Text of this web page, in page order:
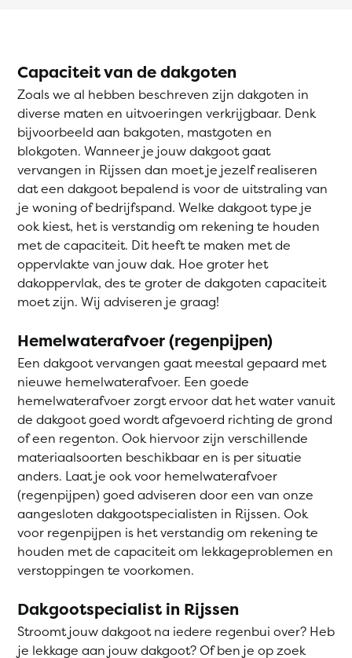
Capaciteit van de dakgoten
Zoals we al hebben beschreven zijn dakgoten in
diverse maten en uitvoeringen verkrijgbaar. Denk
bijvoorbeeld aan bakgoten, mastgoten en
blokgoten. Wanneer je jouw dakgoot gaat
vervangen in Rijssen dan moet je jezelf realiseren
dat een dakgoot bepalend is voor de uitstraling van
je woning of bedrijfspand. Welke dakgoot type je
ook kiest, het is verstandig om rekening te houden
met de capaciteit. Dit heeft te maken met de
oppervlakte van jouw dak. Hoe groter het
dakoppervlak, des te groter de dakgoten capaciteit
moet zijn. Wij adviseren je graag!
Hemelwaterafvoer (regenpijpen)
Een dakgoot vervangen gaat meestal gepaard met
nieuwe hemelwaterafvoer. Een goede
hemelwaterafvoer zorgt ervoor dat het water vanuit
de dakgoot goed wordt afgevoerd richting de grond
of een regenton. Ook hiervoor zijn verschillende
materiaalsoorten beschikbaar en is per situatie
anders. Laat je ook voor hemelwaterafvoer
(regenpijpen) goed adviseren door een van onze
aangesloten dakgootspecialisten in Rijssen. Ook
voor regenpijpen is het verstandig om rekening te
houden met de capaciteit om lekkageproblemen en
verstoppingen te voorkomen.
Dakgootspecialist in Rijssen
Stroomt jouw dakgoot na iedere regenbui over? Heb
je lekkage aan jouw dakgoot? Of ben je op zoek